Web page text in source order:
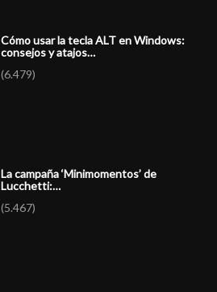
Cómo usar la tecla ALT en Windows:
consejos y atajos…
(6.479)
La campaña ‘Minimomentos’ de
Lucchetti:…
(5.467)